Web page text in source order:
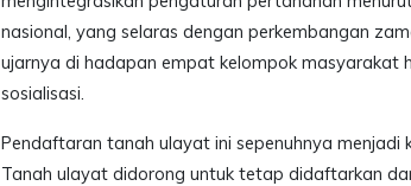
nasional, yang selaras dengan perkembangan
ujarnya di hadapan empat kelompok masyarakat
sosialisasi.
Pendaftaran tanah ulayat ini sepenuhnya
Tanah ulayat didorong untuk tetap didaftarkan